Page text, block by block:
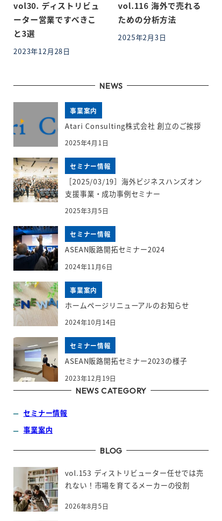
vol30. ディストリビュ
ーター営業ですべきこ
と3選
投稿日
2023年12月28日
vol.116 海外で売れる
ための分析方法
投稿日
2025年2月3日
NEWS
事業案内
Atari Consulting株式会社 創立のご挨拶
2025年4月1日
セミナー情報
［2025/03/19］海外ビジネスハンズオン
支援事業・成功事例セミナー
2025年3月5日
セミナー情報
ASEAN販路開拓セミナー2024
2024年11月6日
事業案内
ホームページリニューアルのお知らせ
2024年10月14日
セミナー情報
ASEAN販路開拓セミナー2023の様子
2023年12月19日
NEWS CATEGORY
セミナー情報
事業案内
BLOG
vol.153 ディストリビューター任せでは売
れない！市場を育てるメーカーの役割
2026年8月5日